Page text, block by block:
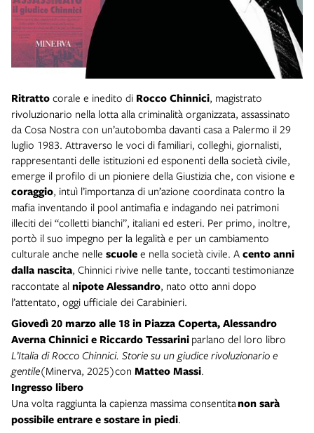
Ritratto corale e inedito di Rocco Chinnici, magistrato
rivoluzionario nella lotta alla criminalità organizzata, assassinato
da Cosa Nostra con un’autobomba davanti casa a Palermo il 29
luglio 1983. Attraverso le voci di familiari, colleghi, giornalisti,
rappresentanti delle istituzioni ed esponenti della società civile,
emerge il profilo di un pioniere della Giustizia che, con visione e
coraggio, intuì l’importanza di un’azione coordinata contro la
mafia inventando il pool antimafia e indagando nei patrimoni
illeciti dei “colletti bianchi”, italiani ed esteri. Per primo, inoltre,
portò il suo impegno per la legalità e per un cambiamento
culturale anche nelle scuole e nella società civile. A cento anni
dalla nascita, Chinnici rivive nelle tante, toccanti testimonianze
raccontate al nipote Alessandro, nato otto anni dopo
l’attentato, oggi ufficiale dei Carabinieri.
Giovedì 20 marzoalle 18 in Piazza Coperta,Alessandro
Averna Chinnici e Riccardo Tessarini parlano del loro libro
L’Italia di Rocco Chinnici. Storie su un giudice rivoluzionario e
gentile(Minerva, 2025)con Matteo Massi.
Ingresso libero
Una volta raggiunta la capienza massima consentitanon sarà
possibile entrare e sostare in piedi.